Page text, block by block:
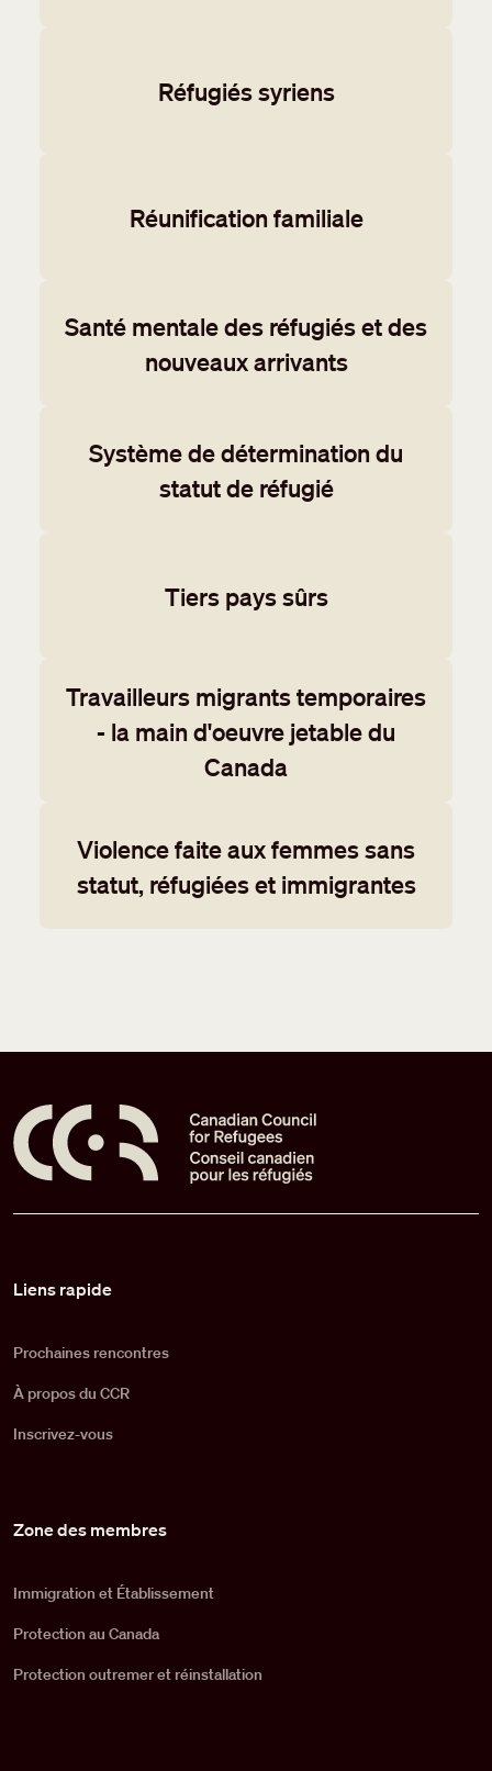
Réfugiés syriens
Réunification familiale
Santé mentale des réfugiés et des
nouveaux arrivants
Système de détermination du
statut de réfugié
Tiers pays sûrs
Travailleurs migrants temporaires
- la main d'oeuvre jetable du
Canada
Violence faite aux femmes sans
statut, réfugiées et immigrantes
Liens rapide
Prochaines rencontres
À propos du CCR
Inscrivez-vous
Zone des membres
Immigration et Établissement
Protection au Canada
Protection outremer et réinstallation